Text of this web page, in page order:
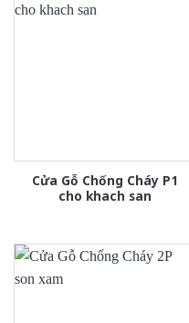
Cửa Gỗ Chống Cháy P1
cho khach san